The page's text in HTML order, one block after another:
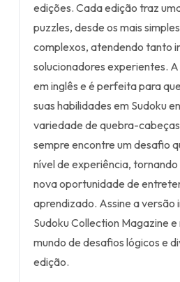
edições. Cada edição traz
puzzles, desde os mais
complexos, atendendo tanto
solucionadores experientes.
em inglês e é perfeita para
suas habilidades em Sudoku
variedade de quebra-
sempre encontre um desafio
nível de experiência,
nova oportunidade de
aprendizado. Assine a versão
Sudoku Collection Magazine
mundo de desafios lógicos e
edição.